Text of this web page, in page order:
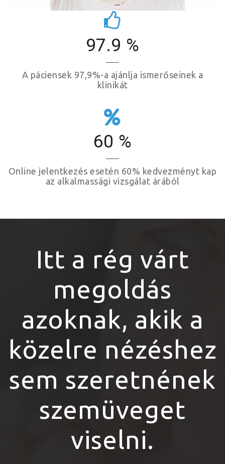
97.9 %
A páciensek 97,9%-a ajánlja ismerőseinek a
klinikát
60 %
Online jelentkezés esetén 60% kedvezményt kap
az alkalmassági vizsgálat árából
Itt a rég várt
megoldás
azoknak, akik a
közelre nézéshez
sem szeretnének
szemüveget
viselni.